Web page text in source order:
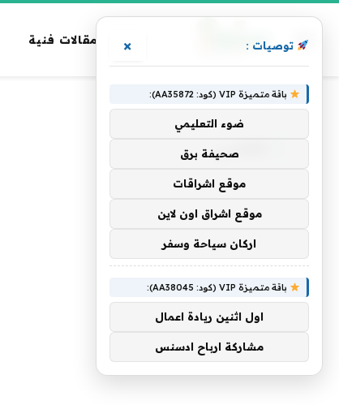
مقالات فنية
الرئيسية » القاسي
القاسي
توصيات : ×
باقة متميزة VIP (كود: AA35872):
ضوء التعليمي
صحيفة برق
موقع اشراقات
موقع اشراق اون لاين
اركان سياحة وسفر
باقة متميزة VIP (كود: AA38045):
اول اثنين ريادة اعمال
مشاركة ارباح ادسنس